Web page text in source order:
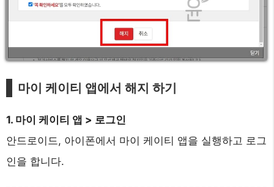
마이 케이티 앱에서 해지 하기
1. 마이 케이티 앱 > 로그인
안드로이드, 아이폰에서 마이 케이티 앱을 실행하고 로그
인을 합니다.